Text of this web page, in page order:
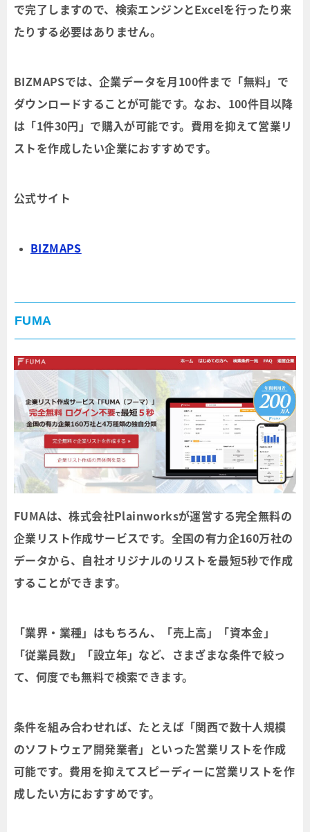
で完了しますので、検索エンジンとExcelを行ったり来
たりする必要はありません。
BIZMAPSでは、企業データを月100件まで「無料」で
ダウンロードすることが可能です。なお、100件目以降
は「1件30円」で購入が可能です。費用を抑えて営業リ
ストを作成したい企業におすすめです。
公式サイト
BIZMAPS
FUMA
FUMAは、株式会社Plainworksが運営する完全無料の
企業リスト作成サービスです。全国の有力企160万社の
データから、自社オリジナルのリストを最短5秒で作成
することができます。
「業界・業種」はもちろん、「売上高」「資本金」
「従業員数」「設立年」など、さまざまな条件で絞っ
て、何度でも無料で検索できます。
条件を組み合わせれば、たとえば「関西で数十人規模
のソフトウェア開発業者」といった営業リストを作成
可能です。費用を抑えてスピーディーに営業リストを作
成したい方におすすめです。